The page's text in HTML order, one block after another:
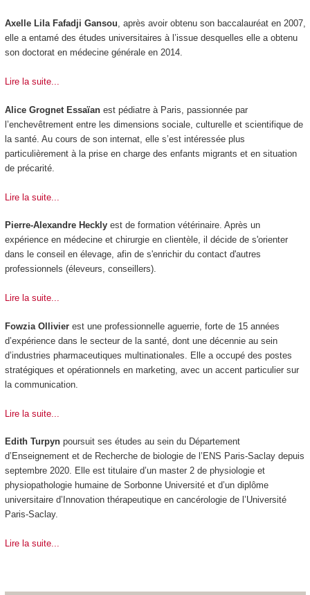
Axelle Lila Fafadji Gansou, après avoir obtenu son baccalauréat en 2007,
elle a entamé des études universitaires à l’issue desquelles elle a obtenu
son doctorat en médecine générale en 2014.
Lire la suite...
Alice Grognet Essaïanest pédiatre à Paris, passionnée par
l’enchevêtrement entre les dimensions sociale, culturelle et scientifique de
la santé. Au cours de son internat, elle s’est intéressée plus
particulièrement à la prise en charge des enfants migrants et en situation
de précarité.
Lire la suite...
Pierre-Alexandre Hecklyest de formation vétérinaire. Après un
expérience en médecine et chirurgie en clientèle, il décide de s'orienter
dans le conseil en élevage, afin de s'enrichir du contact d'autres
professionnels (éleveurs, conseillers).
Lire la suite...
Fowzia Ollivierest une professionnelle aguerrie, forte de 15 années
d’expérience dans le secteur de la santé, dont une décennie au sein
d’industries pharmaceutiques multinationales. Elle a occupé des postes
stratégiques et opérationnels en marketing, avec un accent particulier sur
la communication.
Lire la suite...
Edith Turpynpoursuit ses études au sein du Département
d’Enseignement et de Recherche de biologie de l’ENS Paris-Saclay depuis
septembre 2020. Elle est titulaire d’un master 2 de physiologie et
physiopathologie humaine de Sorbonne Université et d’un diplôme
universitaire d’Innovation thérapeutique en cancérologie de l’Université
Paris-Saclay.
Lire la suite...